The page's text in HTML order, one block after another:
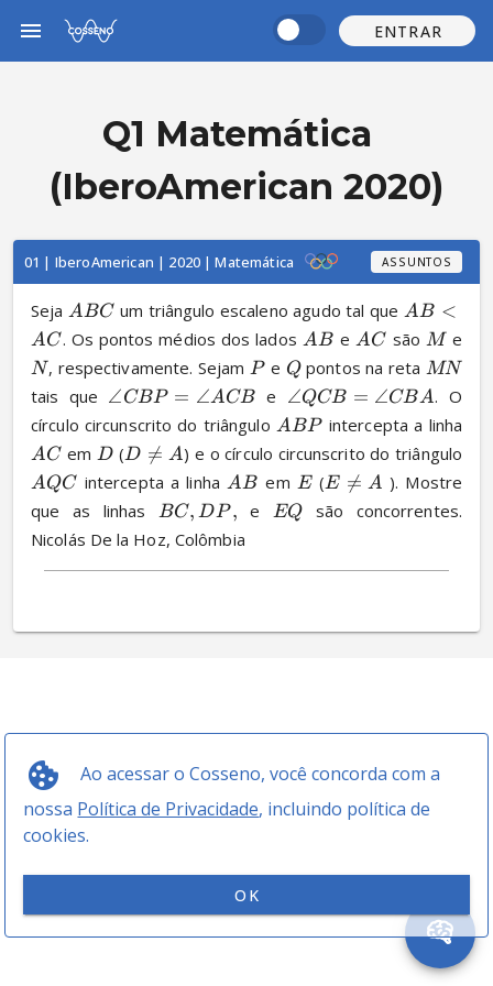
ENTRAR
Ao acessar o Cosseno, você concorda com a
nossa Política de Privacidade, incluindo política de
cookies.
OK
Q1 Matemática
(IberoAmerican 2020)
01 | IberoAmerican | 2020 | Matemática ASSUNTOS
Seja ABC um triângulo escaleno agudo tal que AB <
AC. Os pontos médios dos lados AB e AC são M e
N, respectivamente. Sejam P e Q pontos na reta MN
tais que ∠CBP = ∠ACB e ∠QCB = ∠CBA. O
círculo circunscrito do triângulo ABP intercepta a linha
AC em D (D 
= A) e o círculo circunscrito do triângulo
AQC intercepta a linha AB em E (E 
= A ). Mostre
que as linhas BC, DP , e EQ
são concorrentes.
Nicolás De la Hoz, Colômbia